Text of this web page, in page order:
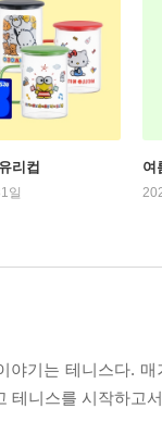
리컵
일
여
야기는 테니스다.
테니스를 시작하고